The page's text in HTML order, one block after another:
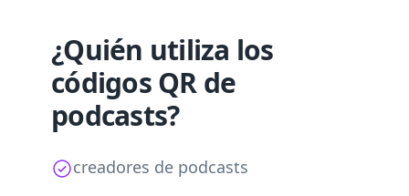
¿Quién utiliza los
códigos QR de
podcasts?
creadores de podcasts